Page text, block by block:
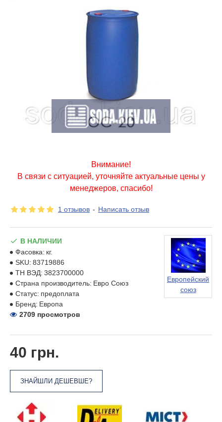
Внимание!
В связи с ситуацией, уточняйте актуальные цены у
менеджеров, спасибо!
1 отзывов - Написать отзыв
40 грн.
ЗНАЙШЛИ ДЕШЕВШЕ?
В НАЛИЧИИ
Фасовка: кг.
SKU: 83719886
ТН ВЭД: 3823700000
Страна производитель: Евро Союз
Статус: предоплата
Бренд: Европа
Европейский
союз
2709 просмотров